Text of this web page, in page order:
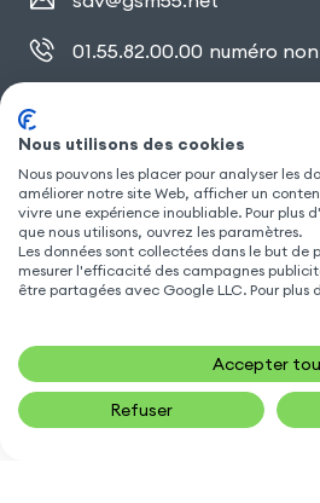
€
01.55.82.00.00 numéro
SUIVEZ
Nous utilisons des cookies
Nous pouvons les placer pour analyser les
améliorer notre site Web, afficher un
vivre une expérience inoubliable. Pour plus
que nous utilisons, ouvrez les paramètres.
Les données sont collectées dans le but de
mesurer l'efficacité des campagnes
être partagées avec Google LLC. Pour plus
Accepter
Refuser